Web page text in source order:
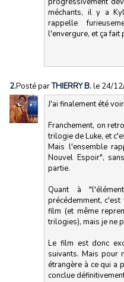
méchants, il y a
rappelle
l'envergure, et ça fait
2.Posté parTHIERRY B.le 24/
J'ai finalement été
Franchement, on
trilogie de Luke, et
Mais l'ensemble
Nouvel Espoir",
partie.
Quant à
précédemment,
film (et même
trilogies), mais je ne
Le film est donc
suivants. Mais pour
étrangère à ce qui a
conclue